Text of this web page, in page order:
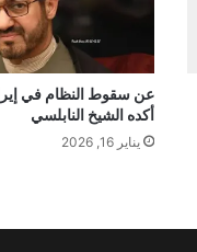
عن سقوط النظام في
أكده الشيخ النابلسي
يناير 16, 2026